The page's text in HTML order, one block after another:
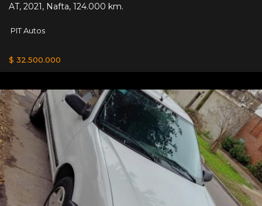
AT, 2021, Nafta, 124.000 km.
PIT Autos
$ 32.500.000